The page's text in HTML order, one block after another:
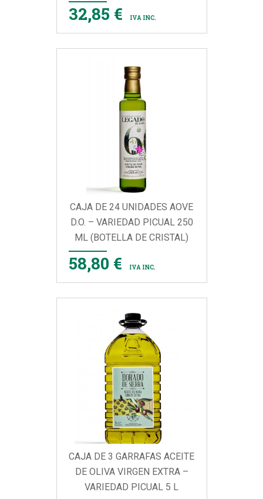
32,85 € IVA INC.
CAJA DE 24 UNIDADES AOVE
D.O. – VARIEDAD PICUAL 250
ML (BOTELLA DE CRISTAL)
58,80 € IVA INC.
CAJA DE 3 GARRAFAS ACEITE
DE OLIVA VIRGEN EXTRA –
VARIEDAD PICUAL 5 L